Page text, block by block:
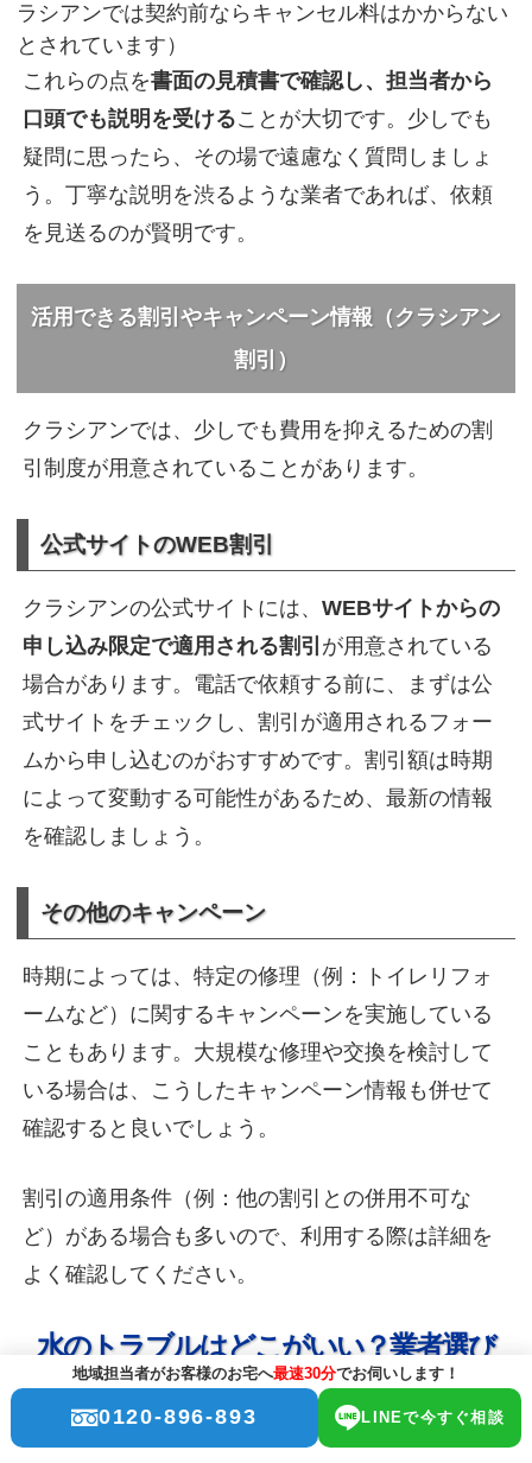
ラシアンでは契約前ならキャンセル料はかからない
とされています）
これらの点を書面の見積書で確認し、担当者から
口頭でも説明を受けることが大切です。少しでも
疑問に思ったら、その場で遠慮なく質問しましょ
う。丁寧な説明を渋るような業者であれば、依頼
を見送るのが賢明です。
活用できる割引やキャンペーン情報（クラシアン
割引）
クラシアンでは、少しでも費用を抑えるための割
引制度が用意されていることがあります。
公式サイトのWEB割引
クラシアンの公式サイトには、WEBサイトからの
申し込み限定で適用される割引 が用意されている
場合があります。電話で依頼する前に、まずは公
式サイトをチェックし、割引が適用されるフォー
ムから申し込むのがおすすめです。割引額は時期
によって変動する可能性があるため、最新の情報
を確認しましょう。
その他のキャンペーン
時期によっては、特定の修理（例：トイレリフォ
ームなど）に関するキャンペーンを実施している
こともあります。大規模な修理や交換を検討して
いる場合は、こうしたキャンペーン情報も併せて
確認すると良いでしょう。
割引の適用条件（例：他の割引との併用不可な
ど）がある場合も多いので、利用する際は詳細を
よく確認してください。
水のトラブルはどこがいい？業者選び
で失敗しないために
クラシアンがおすすめなケース
地域担当者がお客様のお宅へ最速30分でお伺いします！
0120-896-893 LINEで今すぐ相談